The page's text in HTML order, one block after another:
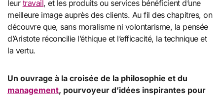
leur travail, et les produits ou services bénéficient d’une
meilleure image auprès des clients. Au fil des chapitres, on
découvre que, sans moralisme ni volontarisme, la pensée
d’Aristoteréconcilie l’éthique et l’efficacité, la technique et
la vertu.
Un ouvrage à la croisée de la philosophie et du
management, pourvoyeur d’idées inspirantes pour